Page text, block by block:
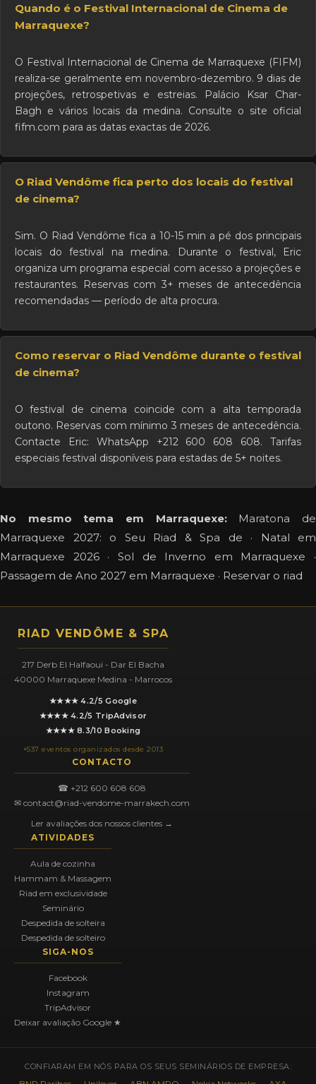
Quando é o Festival Internacional de Cinema de
Marraquexe?
O Festival Internacional de Cinema de Marraquexe (FIFM)
realiza-se geralmente em novembro-dezembro. 9 dias de
projeções, retrospetivas e estreias. Palácio Ksar Char-
Bagh e vários locais da medina. Consulte o site oficial
fifm.com para as datas exactas de 2026.
O Riad Vendôme fica perto dos locais do festival
de cinema?
Sim. O Riad Vendôme fica a 10-15 min a pé dos principais
locais do festival na medina. Durante o festival, Eric
organiza um programa especial com acesso a projeções e
restaurantes. Reservas com 3+ meses de antecedência
recomendadas — período de alta procura.
Como reservar o Riad Vendôme durante o festival
de cinema?
O festival de cinema coincide com a alta temporada
outono. Reservas com mínimo 3 meses de antecedência.
Contacte Eric: WhatsApp +212 600 608 608. Tarifas
especiais festival disponíveis para estadas de 5+ noites.
No mesmo tema em Marraquexe:
Maratona de
Marraquexe 2027: o Seu Riad & Spa de ·
Natal em
Marraquexe 2026· Sol de Inverno em Marraquexe ·
Passagem de Ano 2027 em Marraquexe · Reservar o riad
RIAD VENDÔME & SPA
217 Derb El Halfaoui - Dar El Bacha
40000 Marraquexe Medina - Marrocos
★★★★ 4.2/5 Google
★★★★ 4.2/5 TripAdvisor
★★★★ 8.3/10 Booking
+537 eventos organizados desde 2013
CONTACTO
☎ +212 600 608 608
✉ contact@riad-vendome-marrakech.com
Ler avaliações dos nossos clientes →
ATIVIDADES
Aula de cozinha
Hammam & Massagem
Riad em exclusividade
Seminário
Despedida de solteira
Despedida de solteiro
SIGA-NOS
Facebook
Instagram
TripAdvisor
Deixar avaliação Google ★
CONFIARAM EM NÓS PARA OS SEUS SEMINÁRIOS DE EMPRESA: